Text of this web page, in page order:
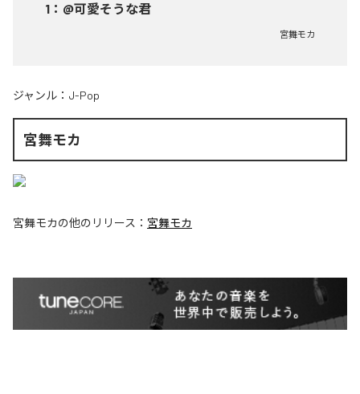
1 ： @可愛そうな君
宮舞モカ
ジャンル： J-Pop
宮舞モカ
宮舞モカの他のリリース： 宮舞モカ